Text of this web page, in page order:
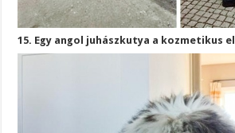
15. Egy angol juhászkutya a kozmetikus